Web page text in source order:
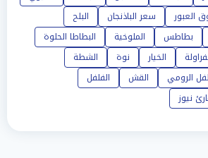
العبور سعر الباذنجان
البلح
بطاطس الملوخية
البطاطا الحلوة
الخيار نوة
الشطة
الرومي القش
الفلفل
نيوز